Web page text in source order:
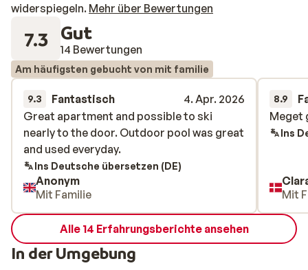
widerspiegeln. Mehr über Bewertungen
7.3 Gut
14 Bewertungen
Am häufigsten gebucht von mit familie
9.3 Fantastisch
4. Apr. 2026
Great apartment and possible to ski
nearly to the door. Outdoor pool was great
and used everyday.
Great apartment and possible to ski
nearly to the door. Outdoor pool was great
and used everyday.
Ins Deutsche übersetzen (DE)
Anonym
Mit Familie
8.9
Meget
Meget
Ins
Mit
Alle 14 Erfahrungsberichte ansehen
In der Umgebung